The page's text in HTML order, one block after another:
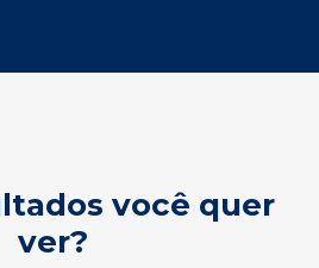
você quer
ver?